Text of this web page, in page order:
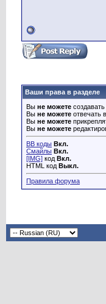
Ваши права в разделе
Вы не можете
Вы не можете отвечать
Вы не можете
Вы не можете
BB коды Вкл.
Смайлы Вкл.
[IMG] код Вкл.
HTML код Выкл.
Правила форума